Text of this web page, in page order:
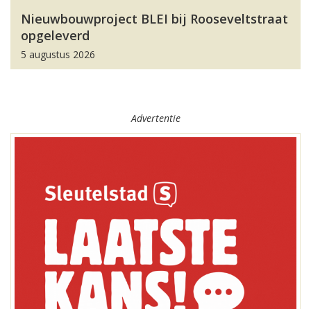
Nieuwbouwproject BLEI bij Rooseveltstraat
opgeleverd
5 augustus 2026
Advertentie